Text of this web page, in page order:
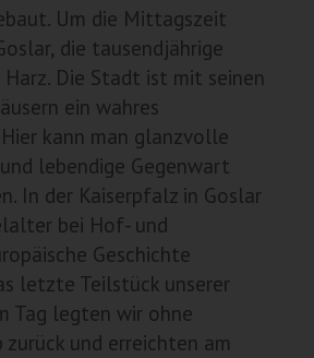
Um die Mittagszeit
die tausendjährige
Die Stadt ist mit seinen
ein wahres
kann man glanzvolle
lebendige Gegenwart
In der Kaiserpfalz in Goslar
bei Hof- und
Geschichte
letzte Teilstück unserer
Tag legten wir ohne
und erreichten am